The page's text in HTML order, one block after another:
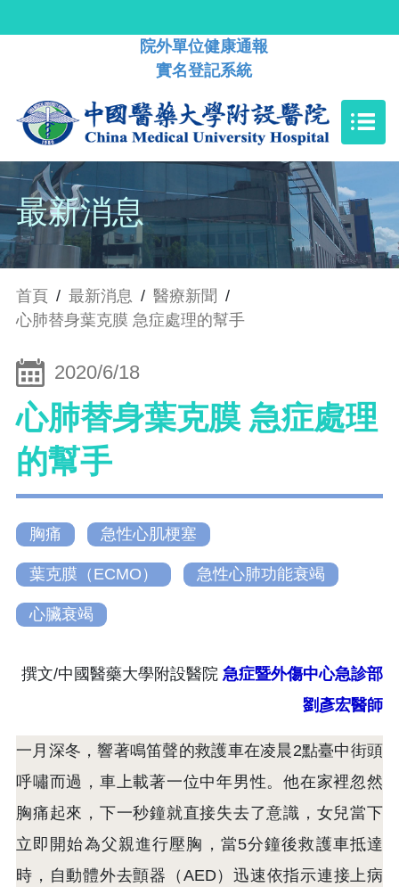
院外單位健康通報
實名登記系統
最新消息
首頁 / 最新消息 / 醫療新聞 /
心肺替身葉克膜 急症處理的幫手
2020/6/18
心肺替身葉克膜 急症處理
的幫手
胸痛 急性心肌梗塞
葉克膜（ECMO） 急性心肺功能衰竭
心臟衰竭
撰文/中國醫藥大學附設醫院 急症暨外傷中心急診部
劉彥宏醫師
一月深冬，響著鳴笛聲的救護車在凌晨2點臺中街頭
呼嘯而過，車上載著一位中年男性。他在家裡忽然
胸痛起來，下一秒鐘就直接失去了意識，女兒當下
立即開始為父親進行壓胸，當5分鐘後救護車抵達
時，自動體外去顫器（AED）迅速依指示連接上病